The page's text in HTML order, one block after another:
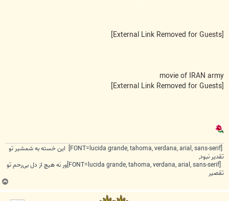
movie of IRAN army
[FONT=lucida grande, tahoma, verdana, arial, sans-serif] این خسته به شمشیر تو
تقدیر نبود,
[FONT=lucida grande, tahoma, verdana, arial, sans-serif]ور نه هیچ از دل بی‌رحم تو
تقصیر
ب
ا